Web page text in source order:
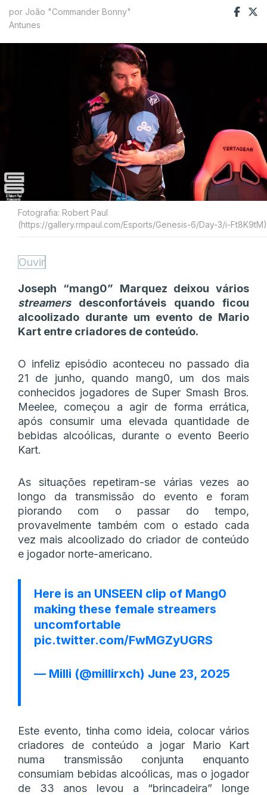
por João "Commander Bonny"
Antunes
Fotografia: Robert Paul
(https://gallery.rmpaul.com/Esports/Genesis-6/Day-3/i-Ft8K9tM)
Ouvir
Joseph “mang0” Marquez deixou vários
streamersdesconfortáveis quando ficou
alcoolizado durante um evento de Mario
Kart entre criadores de conteúdo.
O infeliz episódio aconteceu no passado dia
21 de junho, quando mang0, um dos mais
conhecidos jogadores de Super Smash Bros.
Meelee, começou a agir de forma errática,
após consumir uma elevada quantidade de
bebidas alcoólicas, durante o evento Beerio
Kart.
As situações repetiram-se várias vezes ao
longo da transmissão do evento e foram
piorando com o passar do tempo,
provavelmente também com o estado cada
vez mais alcoolizado do criador de conteúdo
e jogador norte-americano.
Here is an UNSEEN clip of Mang0
making these female streamers
uncomfortable
pic.twitter.com/FwMGZyUGRS
— Milli (@millirxch) June 23, 2025
Este evento, tinha como ideia, colocar vários
criadores de conteúdo a jogar Mario Kart
numa transmissão conjunta enquanto
consumiam bebidas alcoólicas, mas o jogador
de 33 anos levou a “brincadeira” longe